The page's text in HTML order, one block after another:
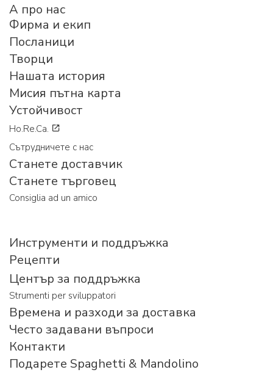
A про нас
Фирма и екип
Посланици
Творци
Нашата история
Мисия пътна карта
Устойчивост
Ho.Re.Ca.
Сътрудничете с нас
Станете доставчик
Станете търговец
Consiglia ad un amico
Инструменти и поддръжка
Рецепти
Център за поддръжка
Strumenti per sviluppatori
Времена и разходи за доставка
Често задавани въпроси
Контакти
Подарете Spaghetti & Mandolino